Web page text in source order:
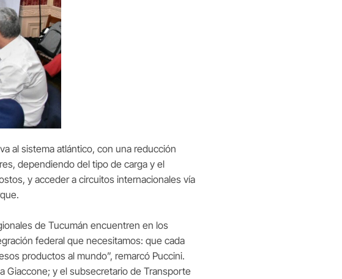
al sistema atlántico, con una reducción
dependiendo del tipo de carga y el
y acceder a circuitos internacionales vía
de Tucumán encuentren en los
federal que necesitamos: que cada
productos al mundo”, remarcó Puccini.
Giaccone; y el subsecretario de Transporte